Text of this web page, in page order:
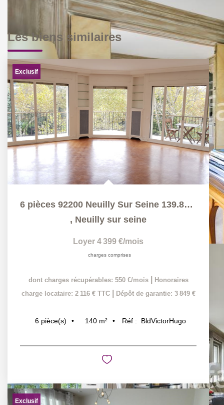
Les biens similaires
Exclusif
6 pièces 92200 Neuilly Sur Seine 139.87m²
, Neuilly sur seine
Loyer 4 399 €/mois
charges comprises
dont charges récupérables: 550 €/mois
Honoraires
charge locataire: 2 116 € TTC
Dépôt de garantie: 3 849 €
6 pièce(s) 140 m² Réf : BldVictorHugo
Exclusif